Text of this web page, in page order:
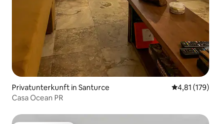
Privatunterkunft in Santurce
4,81 (179)
Casa Ocean PR